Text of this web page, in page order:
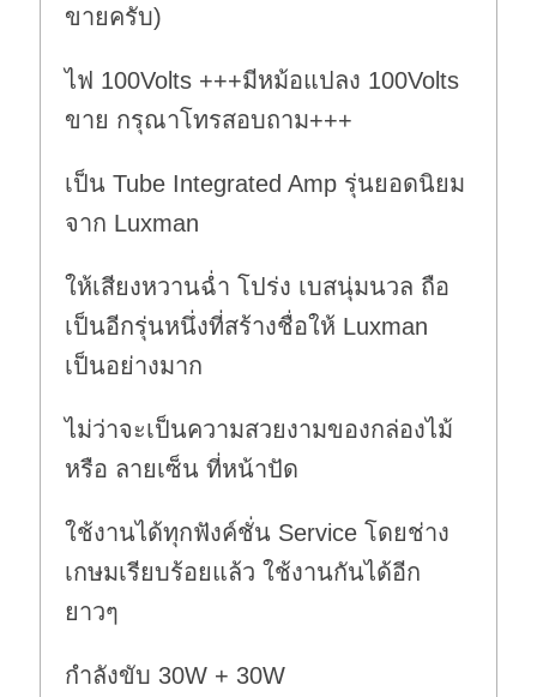
ขายครับ)
ไฟ 100Volts +++มีหม้อแปลง 100Volts
ขาย กรุณาโทรสอบถาม+++
เป็น Tube Integrated Amp รุ่นยอดนิยม
จาก Luxman
ให้เสียงหวานฉ่ำ โปร่ง เบสนุ่มนวล ถือ
เป็นอีกรุ่นหนึ่งที่สร้างชื่อให้ Luxman
เป็นอย่างมาก
ไม่ว่าจะเป็นความสวยงามของกล่องไม้
หรือ ลายเซ็น ที่หน้าปัด
ใช้งานได้ทุกฟังค์ชั่น Service โดยช่าง
เกษมเรียบร้อยแล้ว ใช้งานกันได้อีก
ยาวๆ
กำลังขับ 30W + 30W